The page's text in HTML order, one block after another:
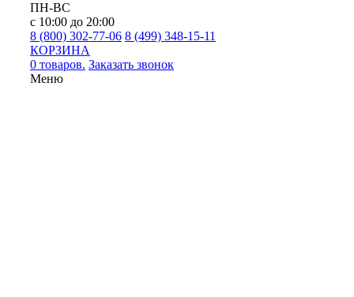
ПН-ВС
с 10:00 до 20:00
8 (800) 302-77-06 8 (499) 348-15-11
КОРЗИНА
0 товаров. Заказать звонок
Меню